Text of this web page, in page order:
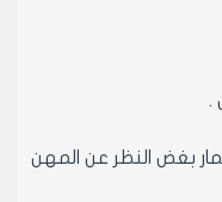
.
بغض النظر عن المهن